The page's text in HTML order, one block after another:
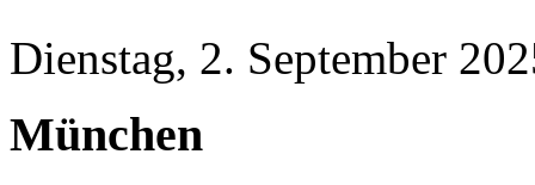
Dienstag, 2. September
München